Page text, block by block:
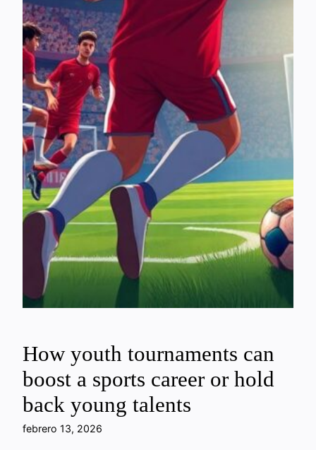
How youth tournaments can
boost a sports career or hold
back young talents
febrero 13, 2026